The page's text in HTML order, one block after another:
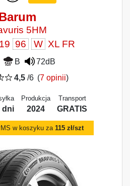
5HM
96 W XL FR
B
72dB
4,5 /6 (7 opinii)
dni
Produkcja
2024
Transport
GRATIS
w koszyku za115 zł/szt